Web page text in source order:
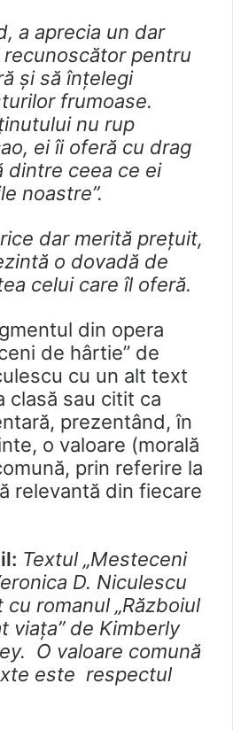
a aprecia un dar
pentru
și să înțelegi
frumoase.
nu rup
ei îi oferă cu drag
dintre ceea ce ei
noastre”.
dar merită prețuit,
o dovadă de
celui care îl oferă.
din opera
de hârtie” de
cu un alt text
clasă sau citit ca
prezentând, în
o valoare (morală
prin referire la
relevantă din fiecare
Textul „Mesteceni
D. Niculescu
romanul „Războiul
viața” de Kimberly
O valoare comună
este respectul